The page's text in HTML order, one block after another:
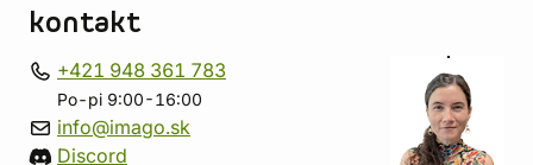
kontakt
+421 948 361 783
Po-pi 9:00-16:00
info@imago.sk
Discord